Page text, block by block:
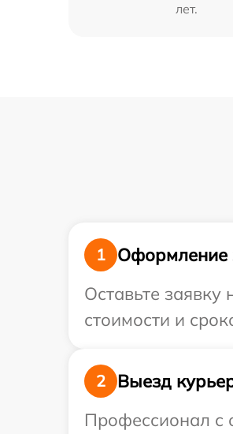
лет.
1
Оформление
Оставьте
стоимости и
2
Выезд
Профессионал с